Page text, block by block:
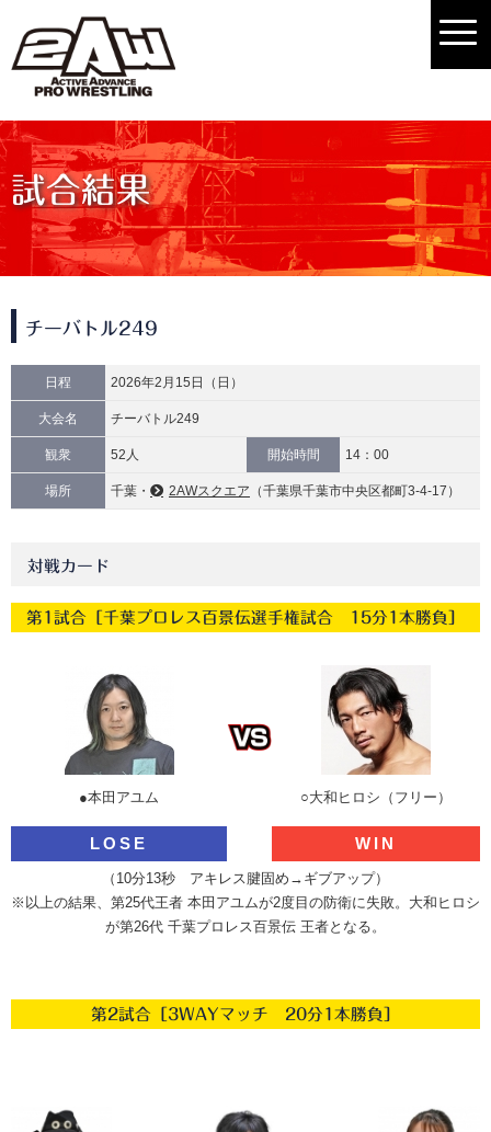
試合結果
チーバトル249
日程 2026年2月15日（日）
大会名 チーバトル249
観衆 52人 開始時間 14：00
場所 千葉・ 2AWスクエア （千葉県千葉市中央区都町3-4-17）
対戦カード
第1試合［千葉プロレス百景伝選手権試合 15分1本勝負］
●本田アユム ○大和ヒロシ（フリー）
LOSE WIN
（10分13秒 アキレス腱固め→ギブアップ）
※以上の結果、第25代王者 本田アユムが2度目の防衛に失敗。大和ヒロシ
が第26代 千葉プロレス百景伝 王者となる。
第2試合［3WAYマッチ 20分1本勝負］